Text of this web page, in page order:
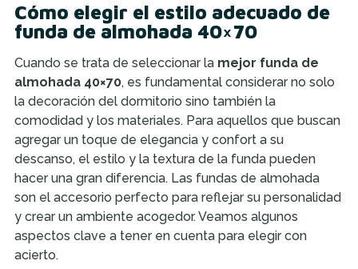
Cómo elegir el estilo adecuado de
funda de almohada 40×70
Cuando se trata de seleccionar la mejor funda de
almohada 40×70, es fundamental considerar no solo
la decoración del dormitorio sino también la
comodidad y los materiales. Para aquellos que buscan
agregar un toque de elegancia y confort a su
descanso, el estilo y la textura de la funda pueden
hacer una gran diferencia. Las fundas de almohada
son el accesorio perfecto para reflejar su personalidad
y crear un ambiente acogedor. Veamos algunos
aspectos clave a tener en cuenta para elegir con
acierto.